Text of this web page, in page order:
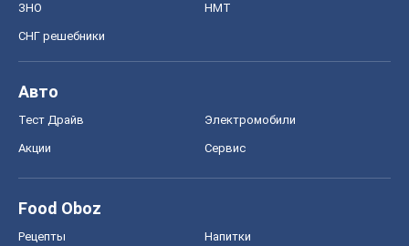
ЗНО НМТ
СНГ решебники
Авто
Тест Драйв Электромобили
Акции Сервис
Food Oboz
Рецепты Напитки